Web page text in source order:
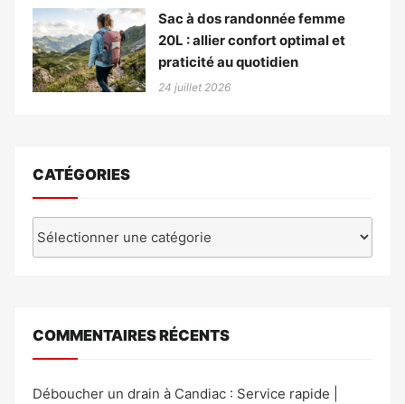
Sac à dos randonnée femme
20L : allier confort optimal et
praticité au quotidien
24 juillet 2026
CATÉGORIES
COMMENTAIRES RÉCENTS
Déboucher un drain à Candiac : Service rapide |